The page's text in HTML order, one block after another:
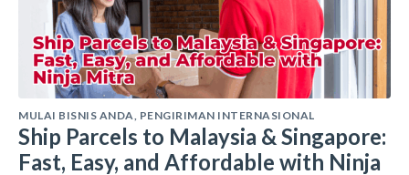
MULAI BISNIS ANDA PENGIRIMAN INTERNASIONAL
Ship Parcels to Malaysia & Singapore:
Fast, Easy, and Affordable with Ninja